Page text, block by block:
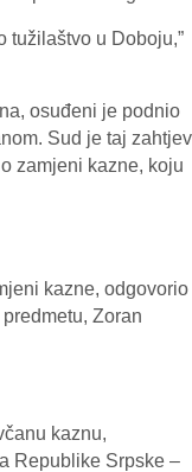
tužilaštvo u Doboju,”
osuđeni je podnio
Sud je taj zahtjev
zamjeni kazne, koju
kazne, odgovorio
Zoran
kaznu,
Republike Srpske –